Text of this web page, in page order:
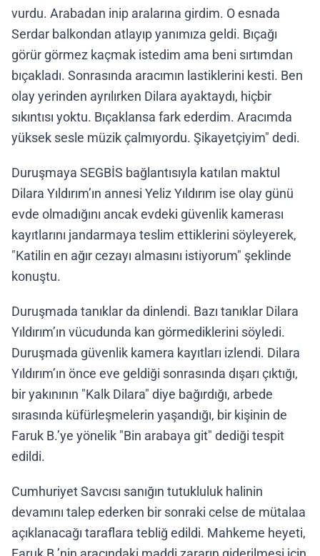
vurdu. Arabadan inip aralarına girdim. O esnada
Serdar balkondan atlayıp yanımıza geldi. Bıçağı
görür görmez kaçmak istedim ama beni sırtımdan
bıçakladı. Sonrasında aracımın lastiklerini kesti. Ben
olay yerinden ayrılırken Dilara ayaktaydı, hiçbir
sıkıntısı yoktu. Bıçaklansa fark ederdim. Aracımda
yüksek sesle müzik çalmıyordu. Şikayetçiyim" dedi.
Duruşmaya SEGBİS bağlantısıyla katılan maktul
Dilara Yıldırım’ın annesi Yeliz Yıldırım ise olay günü
evde olmadığını ancak evdeki güvenlik kamerası
kayıtlarını jandarmaya teslim ettiklerini söyleyerek,
"Katilin en ağır cezayı almasını istiyorum" şeklinde
konuştu.
Duruşmada tanıklar da dinlendi. Bazı tanıklar Dilara
Yıldırım’ın vücudunda kan görmediklerini söyledi.
Duruşmada güvenlik kamera kayıtları izlendi. Dilara
Yıldırım’ın önce eve geldiği sonrasında dışarı çıktığı,
bir yakınının "Kalk Dilara" diye bağırdığı, arbede
sırasında küfürleşmelerin yaşandığı, bir kişinin de
Faruk B.’ye yönelik "Bin arabaya git" dediği tespit
edildi.
Cumhuriyet Savcısı sanığın tutukluluk halinin
devamını talep ederken bir sonraki celse de mütalaa
açıklanacağı taraflara tebliğ edildi. Mahkeme heyeti,